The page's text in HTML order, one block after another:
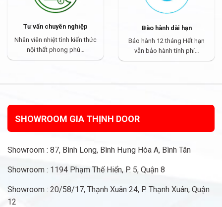
Tư vấn chuyên nghiệp
Nhân viên nhiệt tình kiến thức
nội thất phong phú…
Bào hành dài hạn
Bảo hành 12 tháng Hết hạn
vẫn bảo hành tính phí…
SHOWROOM GIA THỊNH DOOR
Showroom : 87, Bình Long, Bình Hưng Hòa A, Bình Tân
Showroom : 1194 Phạm Thế Hiển, P. 5, Quận 8
Showroom : 20/58/17, Thạnh Xuân 24, P. Thạnh Xuân, Quận
12